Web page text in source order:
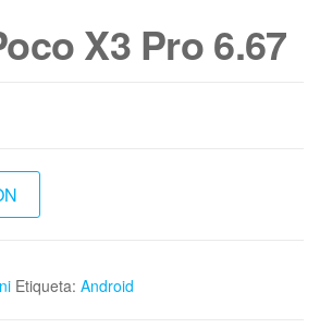
X3 Pro 6.67
Etiqueta: Android